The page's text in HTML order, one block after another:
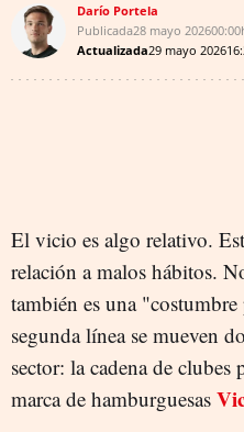
Darío Portela
Publicada28 mayo 2026
Actualizada29 mayo 2026
El vicio es algo relativo.
relación a malos hábitos.
también es una
segunda línea se mueven
sector: la cadena de clubes
marca de hamburguesas